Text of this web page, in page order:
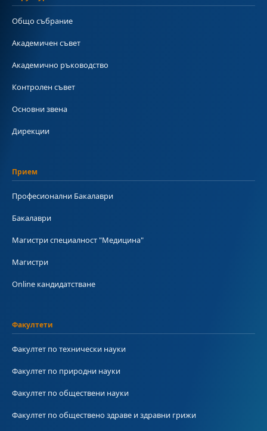
Общо събрание
Академичен съвет
Академично ръководство
Контролен съвет
Основни звена
Дирекции
Прием
Професионални Бакалаври
Бакалаври
Магистри специалност "Медицина"
Магистри
Online кандидатстване
Факултети
Факултет по технически науки
Факултет по природни науки
Факултет по обществени науки
Факултет по обществено здраве и здравни грижи